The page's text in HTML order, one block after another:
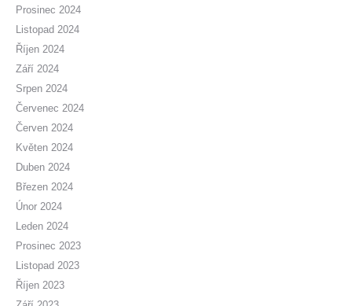
Prosinec 2024
Listopad 2024
Říjen 2024
Září 2024
Srpen 2024
Červenec 2024
Červen 2024
Květen 2024
Duben 2024
Březen 2024
Únor 2024
Leden 2024
Prosinec 2023
Listopad 2023
Říjen 2023